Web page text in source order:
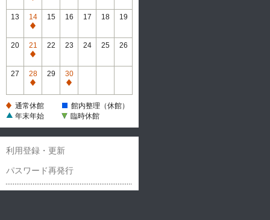
常
休
館
13
14
通
常
休
館
15 16 17 18 19
20
21
通
常
休
館
22 23 24 25 26
27
28
通
休
29
30
通
休
通常休館
館内整理（休館）
年末年始
臨時休館
利用登録・更新
パスワード再発行